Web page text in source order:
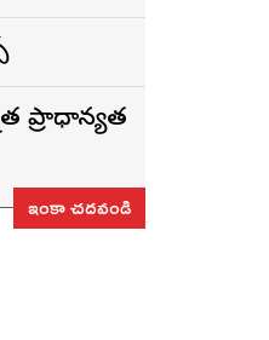
ప్రాధాన్యత
ఇంకా చదవండి